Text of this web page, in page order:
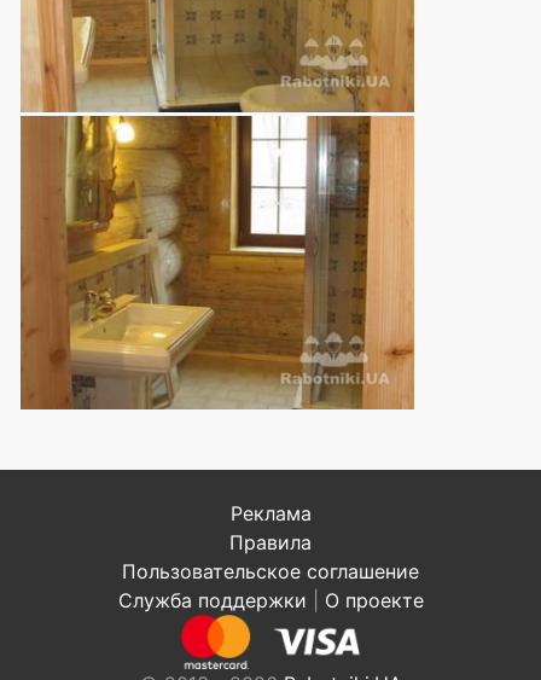
Реклама
Правила
Пользовательское соглашение
Служба поддержки
О проекте